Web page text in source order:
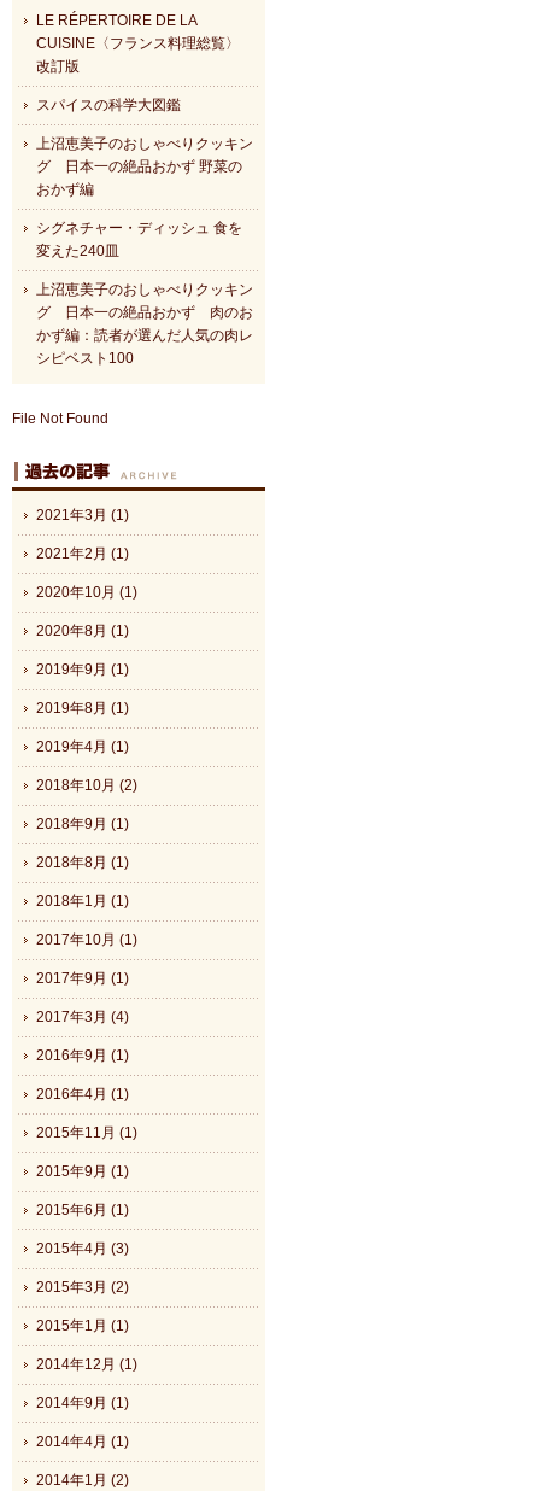
LE RÉPERTOIRE DE LA
CUISINE〈フランス料理総覧〉
改訂版
スパイスの科学大図鑑
上沼恵美子のおしゃべりクッキン
グ 日本一の絶品おかず 野菜の
おかず編
シグネチャー・ディッシュ 食を
変えた240皿
上沼恵美子のおしゃべりクッキン
グ 日本一の絶品おかず 肉のお
かず編：読者が選んだ人気の肉レ
シピベスト100
File Not Found
2021年3月 (1)
2021年2月 (1)
2020年10月 (1)
2020年8月 (1)
2019年9月 (1)
2019年8月 (1)
2019年4月 (1)
2018年10月 (2)
2018年9月 (1)
2018年8月 (1)
2018年1月 (1)
2017年10月 (1)
2017年9月 (1)
2017年3月 (4)
2016年9月 (1)
2016年4月 (1)
2015年11月 (1)
2015年9月 (1)
2015年6月 (1)
2015年4月 (3)
2015年3月 (2)
2015年1月 (1)
2014年12月 (1)
2014年9月 (1)
2014年4月 (1)
2014年1月 (2)